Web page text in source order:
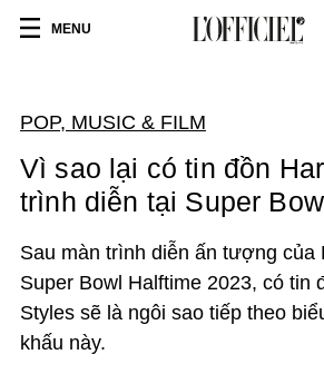
MENU
POP, MUSIC & FILM
Vì sao lại có tin đồn
trình diễn tại Super
Sau màn trình diễn ấn tượng của
Super Bowl Halftime 2023, có tin
Styles sẽ là ngôi sao tiếp theo
khấu này.